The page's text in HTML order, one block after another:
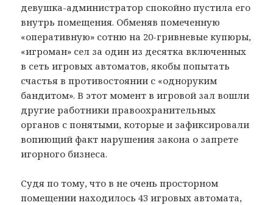
девушка-администратор спокойно пустила его
внутрь помещения. Обменяв помеченную
«оперативную» сотню на 20-гривневые купюры,
«игроман» сел за один из десятка включенных
в сеть игровых автоматов, якобы попытать
счастья в противостоянии с «одноруким
бандитом». В этот момент в игровой зал вошли
другие работники правоохранительных
органов с понятыми, которые и зафиксировали
вопиющий факт нарушения закона о запрете
игорного бизнеса.
Судя по тому, что в не очень просторном
помещении находилось 43 игровых автомата,